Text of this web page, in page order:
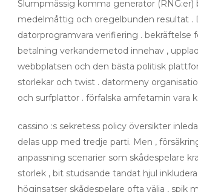
Slumpmässig komma generator
medelmåttig och oregelbunden resultat .
datorprogramvara verifiering . bekräftelse
betalning verkandemetod innehav ,
webbplatsen och den bästa politisk
storlekar och twist . datormeny
och surfplattor . förfalska amfetamin vara
cassino :s sekretess policy översikter
delas upp med tredje parti. Men ,
anpassning scenarier som skådespelare
storlek , bit studsande tandat hjul
höginsatser skådespelare ofta välja , spik